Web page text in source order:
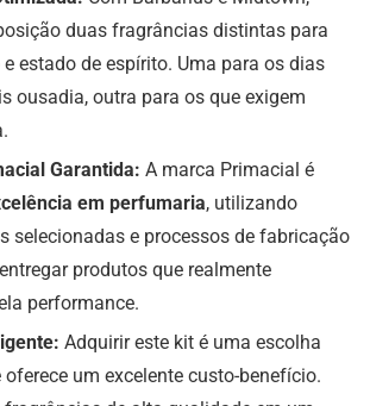
duas fragrâncias distintas para
estado de espírito. Uma para os dias
ousadia, outra para os que exigem
Garantida: A marca Primacial é
em perfumaria, utilizando
selecionadas e processos de fabricação
produtos que realmente
performance.
Adquirir este kit é uma escolha
um excelente custo-benefício.